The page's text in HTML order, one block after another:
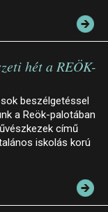
hét a REÖK-
beszélgetéssel
a Reök-palotában
című
iskolás korú